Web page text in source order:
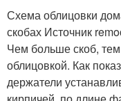
Схема облицовки
скобах Источник
Чем больше скоб,
облицовкой. Как
держатели